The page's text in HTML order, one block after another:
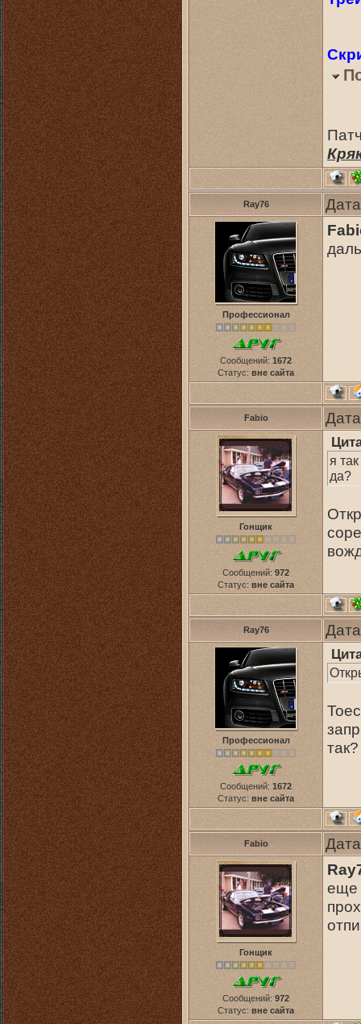
Ray76
Профессионал
Сообщений: 1672
Статус: вне сайта
Fabio
Гонщик
Сообщений: 972
Статус: вне сайта
я
да?
Ray76
Профессионал
Сообщений: 1672
Статус: вне сайта
так?
Fabio
Гонщик
Сообщений: 972
Статус: вне сайта
еще